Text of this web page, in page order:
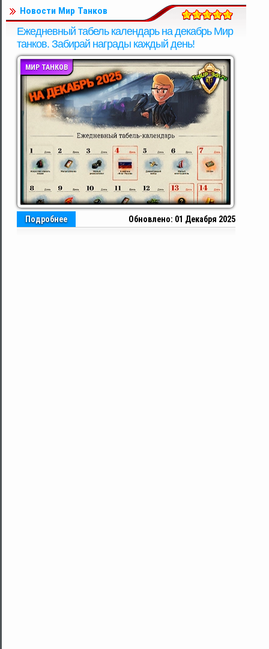
Новости Мир Танков
Ежедневный табель календарь на декабрь Мир
танков. Забирай награды каждый день!
МИР ТАНКОВ
Обновлено: 01 Декабря 2025
Подробнее